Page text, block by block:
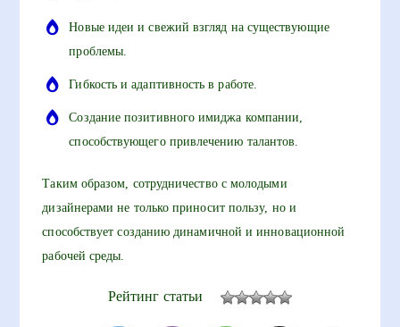
Новые идеи и свежий взгляд на существующие
проблемы.
Гибкость и адаптивность в работе.
Создание позитивного имиджа компании,
способствующего привлечению талантов.
Таким образом, сотрудничество с молодыми
дизайнерами не только приносит пользу, но и
способствует созданию динамичной и инновационной
рабочей среды.
Рейтинг статьи